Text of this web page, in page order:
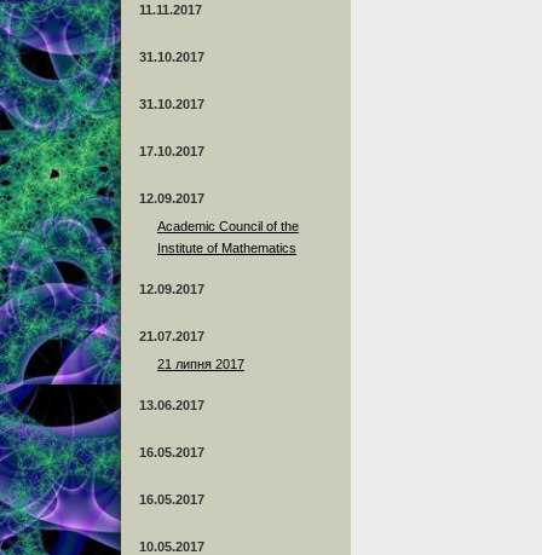
11.11.2017
31.10.2017
31.10.2017
17.10.2017
12.09.2017
Academic Council of the
Institute of Mathematics
12.09.2017
21.07.2017
21 липня 2017
13.06.2017
16.05.2017
16.05.2017
10.05.2017